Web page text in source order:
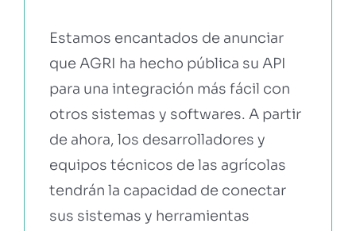
COMUNIDAD AGRI
PRUÉBALO GRATIS
Estamos encantados de anunciar
que AGRI ha hecho pública su API
para una integración más fácil con
otros sistemas y softwares. A partir
de ahora, los desarrolladores y
equipos técnicos de las agrícolas
tendrán la capacidad de conectar
sus sistemas y herramientas